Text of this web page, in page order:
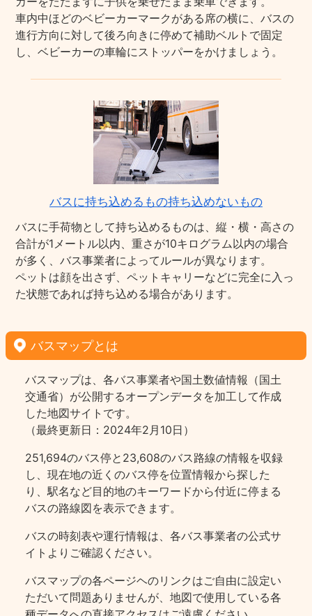
車内中ほどのベビーカーマークがある席の横に、バスの
進行方向に対して後ろ向きに停めて補助ベルトで固定
し、ベビーカーの車輪にストッパーをかけましょう。
バスに持ち込めるもの持ち込めないもの
バスに手荷物として持ち込めるものは、縦・横・高さの
合計が1メートル以内、重さが10キログラム以内の場合
が多く、バス事業者によってルールが異なります。
ペットは顔を出さず、ペットキャリーなどに完全に入っ
た状態であれば持ち込める場合があります。
バスマップとは
バスマップは、各バス事業者や国土数値情報（国土
交通省）が公開するオープンデータを加工して作成
した地図サイトです。
（最終更新日：2024年2月10日）
251,694のバス停と23,608のバス路線の情報を収録
し、現在地の近くのバス停を位置情報から探した
り、駅名など目的地のキーワードから付近に停まる
バスの路線図を表示できます。
バスの時刻表や運行情報は、各バス事業者の公式サ
イトよりご確認ください。
バスマップの各ページヘのリンクはご自由に設定い
ただいて問題ありませんが、地図で使用している各